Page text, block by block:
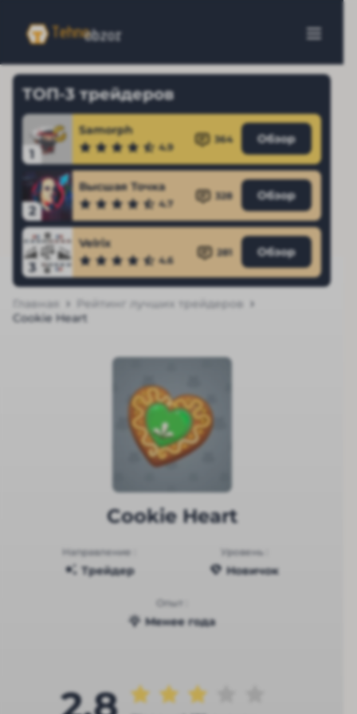
ТОП-3 трейдеров
1
Samorph
4.9
364 Обзор
2
Высшая Точка
4.7
328 Обзор
3
Velrix
4.6
281 Обзор
Главная
Рейтинг лучших трейдеров
Cookie Heart
Cookie Heart
Направление :
Трейдер
Уровень :
Новичок
Опыт :
Менее года